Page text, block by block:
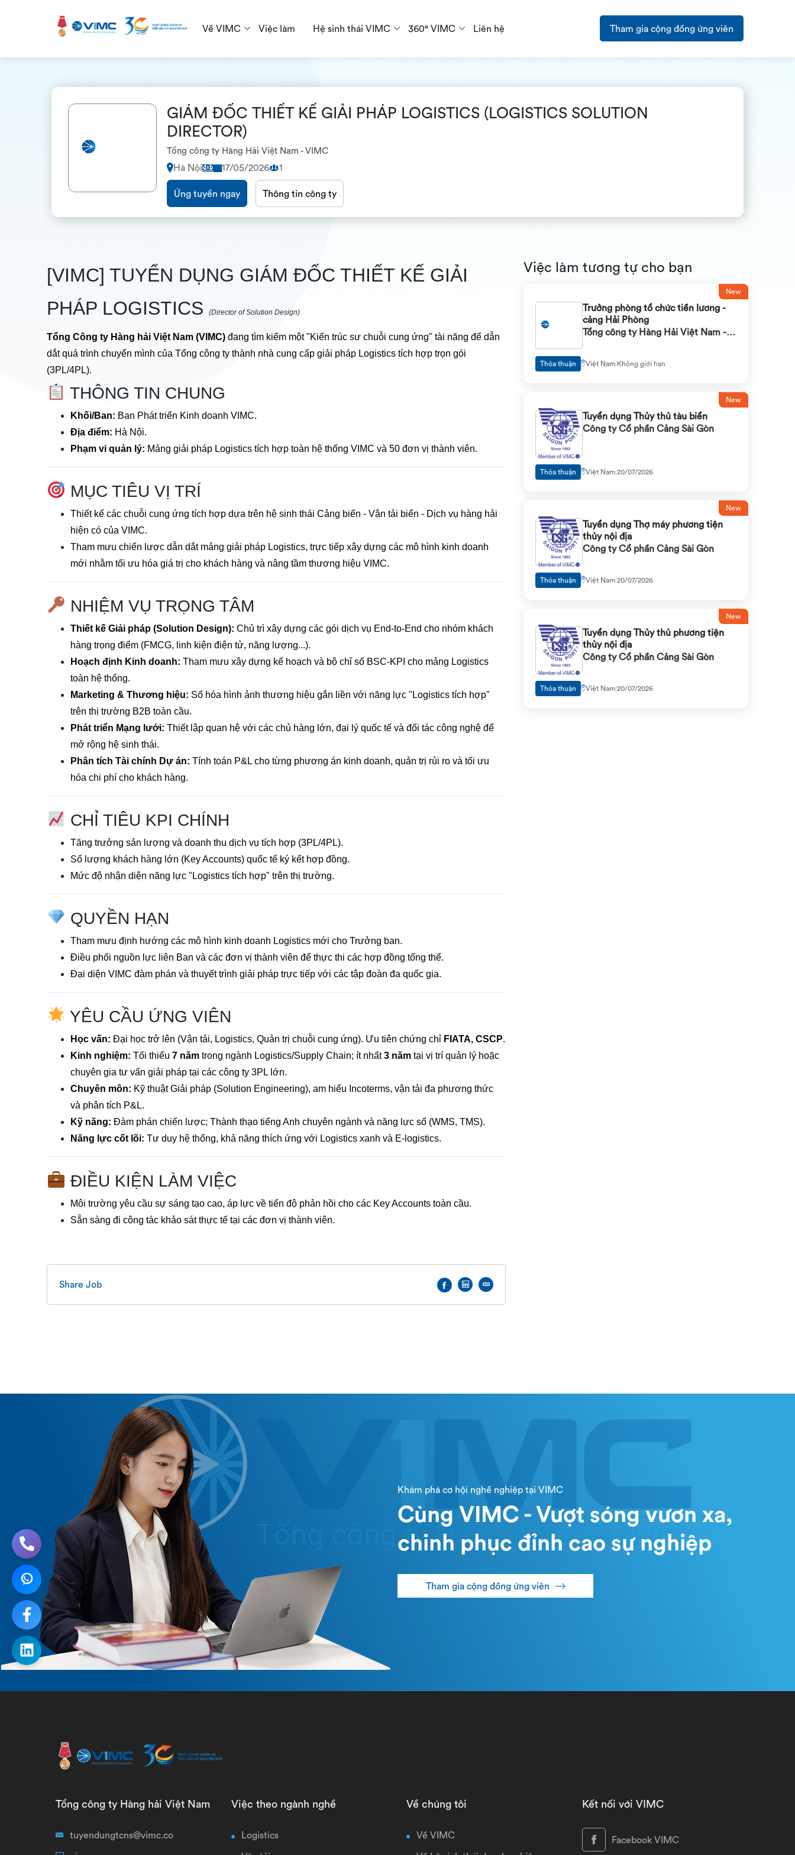
Tham gia cộng đồng ứng viên
Về VIMC Việc làm Hệ sinh thái VIMC 360° VIMC Liên hệ
GIÁM ĐỐC THIẾT KẾ GIẢI PHÁP LOGISTICS (LOGISTICS SOLUTION
DIRECTOR)
Tổng công ty Hàng Hải Việt Nam - VIMC
Hà Nội 17/05/2026 1
Ứng tuyển ngay Thông tin công ty
[VIMC] TUYỂN DỤNG GIÁM ĐỐC THIẾT KẾ GIẢI
PHÁP LOGISTICS
(Director of Solution Design)
Tổng Công ty Hàng hải Việt Nam (VIMC) đang tìm kiếm một "Kiến trúc sư chuỗi cung ứng" tài năng để dẫn
dắt quá trình chuyển mình của Tổng công ty thành nhà cung cấp giải pháp Logistics tích hợp trọn gói
(3PL/4PL).
THÔNG TIN CHUNG
Khối/Ban: Ban Phát triển Kinh doanh VIMC.
Địa điểm: Hà Nội.
Phạm vi quản lý: Mảng giải pháp Logistics tích hợp toàn hệ thống VIMC và 50 đơn vị thành viên.
MỤC TIÊU VỊ TRÍ
Thiết kế các chuỗi cung ứng tích hợp dựa trên hệ sinh thái Cảng biển - Vận tải biển - Dịch vụ hàng hải
hiện có của VIMC.
Tham mưu chiến lược dẫn dắt mảng giải pháp Logistics, trực tiếp xây dựng các mô hình kinh doanh
mới nhằm tối ưu hóa giá trị cho khách hàng và nâng tầm thương hiệu VIMC.
NHIỆM VỤ TRỌNG TÂM
Thiết kế Giải pháp (Solution Design): Chủ trì xây dựng các gói dịch vụ End-to-End cho nhóm khách
hàng trọng điểm (FMCG, linh kiện điện tử, năng lượng...).
Hoạch định Kinh doanh: Tham mưu xây dựng kế hoạch và bộ chỉ số BSC-KPI cho mảng Logistics
toàn hệ thống.
Marketing & Thương hiệu: Số hóa hình ảnh thương hiệu gắn liền với năng lực "Logistics tích hợp"
trên thị trường B2B toàn cầu.
Phát triển Mạng lưới: Thiết lập quan hệ với các chủ hàng lớn, đại lý quốc tế và đối tác công nghệ để
mở rộng hệ sinh thái.
Phân tích Tài chính Dự án: Tính toán P&L cho từng phương án kinh doanh, quản trị rủi ro và tối ưu
hóa chi phí cho khách hàng.
CHỈ TIÊU KPI CHÍNH
Tăng trưởng sản lượng và doanh thu dịch vụ tích hợp (3PL/4PL).
Số lượng khách hàng lớn (Key Accounts) quốc tế ký kết hợp đồng.
Mức độ nhận diện năng lực "Logistics tích hợp" trên thị trường.
QUYỀN HẠN
Tham mưu định hướng các mô hình kinh doanh Logistics mới cho Trưởng ban.
Điều phối nguồn lực liên Ban và các đơn vị thành viên để thực thi các hợp đồng tổng thể.
Đại diện VIMC đàm phán và thuyết trình giải pháp trực tiếp với các tập đoàn đa quốc gia.
YÊU CẦU ỨNG VIÊN
Học vấn: Đại học trở lên (Vận tải, Logistics, Quản trị chuỗi cung ứng). Ưu tiên chứng chỉ FIATA, CSCP.
Kinh nghiệm: Tối thiểu 7 năm trong ngành Logistics/Supply Chain; ít nhất3 năm tại vị trí quản lý hoặc
chuyên gia tư vấn giải pháp tại các công ty 3PL lớn.
Chuyên môn: Kỹ thuật Giải pháp (Solution Engineering), am hiểu Incoterms, vận tải đa phương thức
và phân tích P&L.
Kỹ năng: Đàm phán chiến lược; Thành thạo tiếng Anh chuyên ngành và năng lực số (WMS, TMS).
Năng lực cốt lõi: Tư duy hệ thống, khả năng thích ứng với Logistics xanh và E-logistics.
ĐIỀU KIỆN LÀM VIỆC
Môi trường yêu cầu sự sáng tạo cao, áp lực về tiến độ phản hồi cho các Key Accounts toàn cầu.
Sẵn sàng đi công tác khảo sát thực tế tại các đơn vị thành viên.
Share Job
Việc làm tương tự cho bạn
New
Trưởng phòng tổ chức tiền lương -
cảng Hải Phòng
Tổng công ty Hàng Hải Việt Nam -
VIMC
Thỏa thuận Việt Nam|Không giới hạn
New
Tuyển dụng Thủy thủ tàu biển
Công ty Cổ phần Cảng Sài Gòn
Thỏa thuận Việt Nam|20/07/2026
New
Tuyển dụng Thợ máy phương tiện
thủy nội địa
Công ty Cổ phần Cảng Sài Gòn
Thỏa thuận Việt Nam|20/07/2026
New
Tuyển dụng Thủy thủ phương tiện
thủy nội địa
Công ty Cổ phần Cảng Sài Gòn
Thỏa thuận Việt Nam|20/07/2026
Khám phá cơ hội nghề nghiệp tại VIMC
Cùng VIMC - Vượt sóng vươn xa,
chinh phục đỉnh cao sự nghiệp
Tham gia cộng đồng ứng viên
Tổng công ty Hàng hải Việt Nam
tuyendungtcns@vimc.co
Việc theo ngành nghề
Logistics
Về chúng tôi
Về VIMC
Kết nối với VIMC
Facebook VIMC